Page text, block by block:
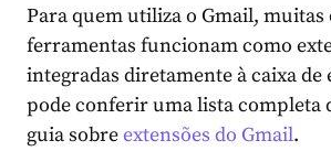
Para quem utiliza o Gmail, muitas
ferramentas funcionam como
integradas diretamente à caixa
pode conferir uma lista completa
guia sobreextensões do Gmail.